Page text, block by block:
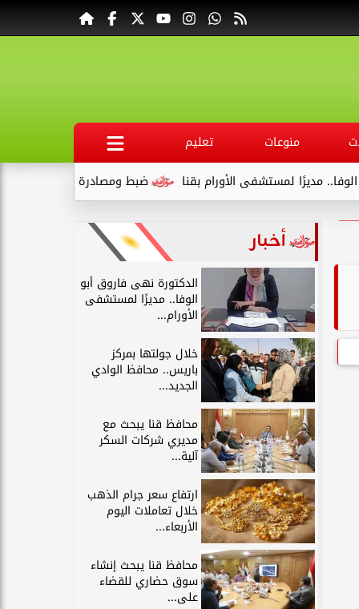
منوعات
تعليم
ضبط ومصادرة 340 كجم لحوم غير صالحة وتحرير 39 مخالفة في المنيا
الأورام بقنا
أخبار
الدكتورة نهى فاروق أبو
الوفا.. مديرًا لمستشفى
الأورام...
خلال جولتها بمركز
باريس.. محافظ الوادي
الجديد...
محافظ قنا يبحث مع
مديري شركات السكر
آلية...
ارتفاع سعر جرام الذهب
خلال تعاملات اليوم
الأربعاء...
محافظ قنا يبحث إنشاء
سوق حضاري للقضاء
على...